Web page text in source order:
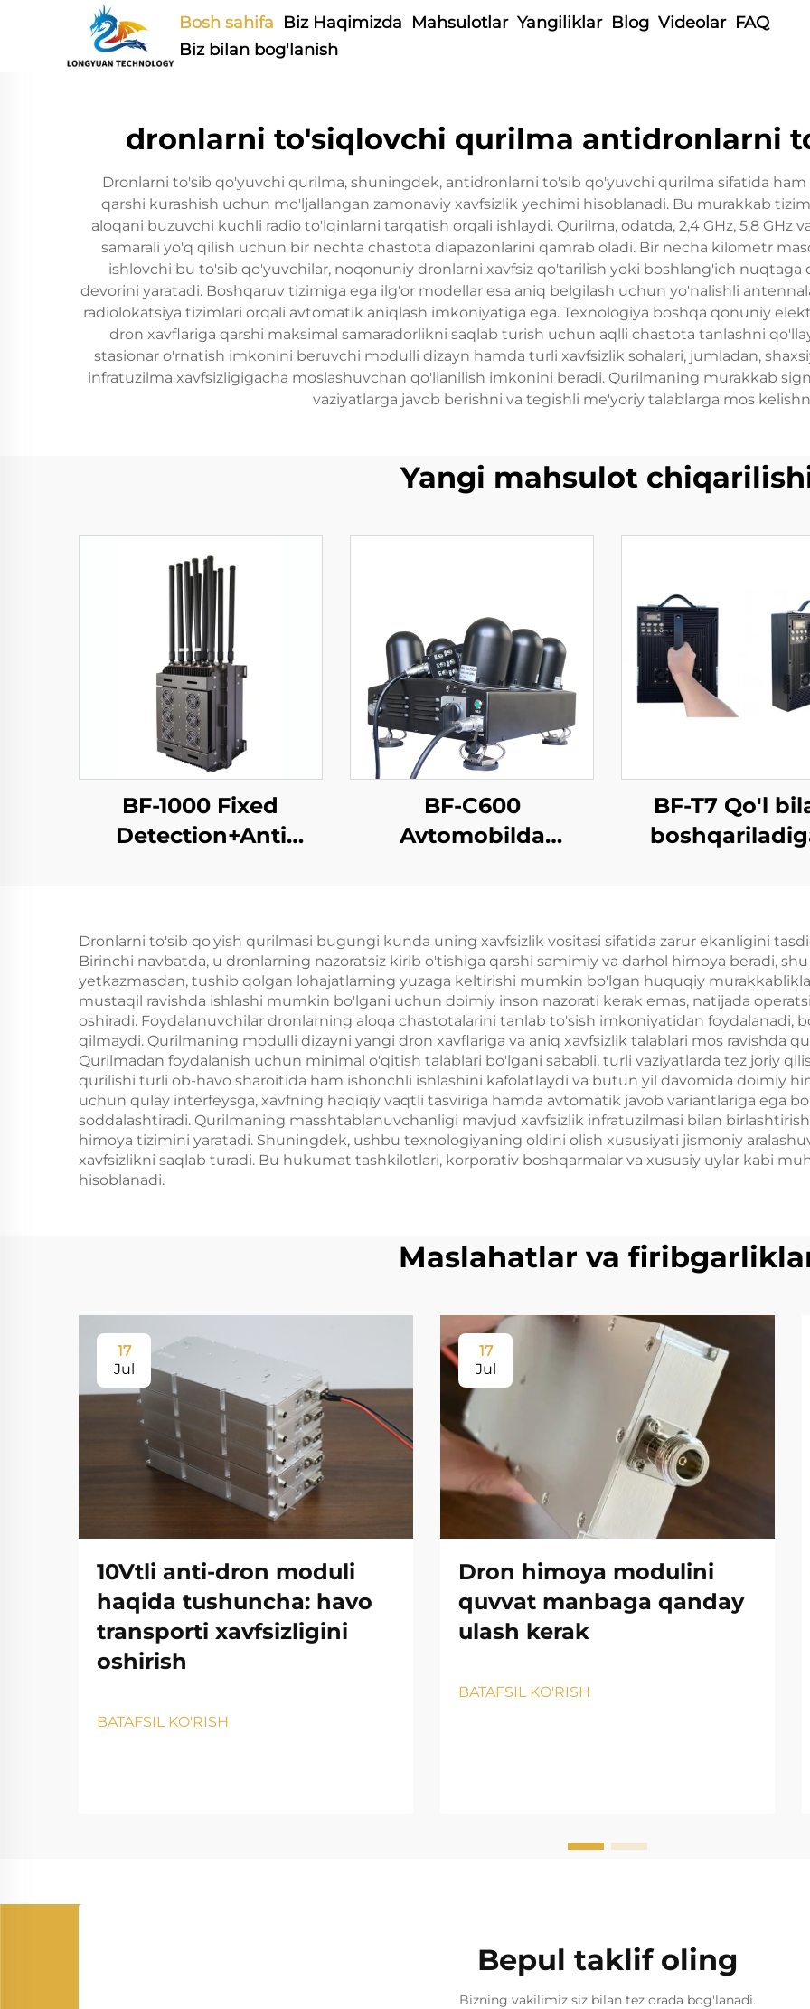
Bosh sahifa Biz Haqimizda Mahsulotlar Yangiliklar Blog Videolar FAQ
Biz bilan bog'lanish
dronlarni to'siqlovchi qurilma antidronlarni
Dronlarni to'sib qo'yuvchi qurilma, shuningdek, antidronlarni to'sib qo'yuvchi qurilma sifatida
qarshi kurashish uchun mo'ljallangan zamonaviy xavfsizlik yechimi hisoblanadi. Bu murakkab
aloqani buzuvchi kuchli radio to'lqinlarni tarqatish orqali ishlaydi. Qurilma, odatda, 2,4 GHz, 5,8 GHz
samarali yo'q qilish uchun bir nechta chastota diapazonlarini qamrab oladi. Bir necha kilometr
ishlovchi bu to'sib qo'yuvchilar, noqonuniy dronlarni xavfsiz qo'tarilish yoki boshlang'ich
devorini yaratadi. Boshqaruv tizimiga ega ilg'or modellar esa aniq belgilash uchun yo'nalishli
radiolokatsiya tizimlari orqali avtomatik aniqlash imkoniyatiga ega. Texnologiya boshqa qonuniy
dron xavflariga qarshi maksimal samaradorlikni saqlab turish uchun aqlli chastota tanlashni
stasionar o'rnatish imkonini beruvchi modulli dizayn hamda turli xavfsizlik sohalari, jumladan,
infratuzilma xavfsizligigacha moslashuvchan qo'llanilish imkonini beradi. Qurilmaning murakkab
vaziyatlarga javob berishni va tegishli me'yoriy talablarga mos
Yangi mahsulot
BF-1000 Fixed
Detection+Anti
BF-C600
Avtomobilda
BF-T7 Qo'l
Dronlarni to'sib qo'yish qurilmasi bugungi kunda uning xavfsizlik vositasi sifatida zarur ekanligini
Birinchi navbatda, u dronlarning nazoratsiz kirib o'tishiga qarshi samimiy va darhol himoya beradi,
yetkazmasdan, tushib qolgan lohajatlarning yuzaga keltirishi mumkin bo'lgan huquqiy
mustaqil ravishda ishlashi mumkin bo'lgani uchun doimiy inson nazorati kerak emas, natijada
oshiradi. Foydalanuvchilar dronlarning aloqa chastotalarini tanlab to'sish imkoniyatidan foydalanadi,
qilmaydi. Qurilmaning modulli dizayni yangi dron xavflariga va aniq xavfsizlik talablari mos ravishda
Qurilmadan foydalanish uchun minimal o'qitish talablari bo'lgani sababli, turli vaziyatlarda tez joriy
qurilishi turli ob-havo sharoitida ham ishonchli ishlashini kafolatlaydi va butun yil davomida doimiy
uchun qulay interfeysga, xavfning haqiqiy vaqtli tasviriga hamda avtomatik javob variantlariga ega
soddalashtiradi. Qurilmaning masshtablanuvchanligi mavjud xavfsizlik infratuzilmasi bilan
himoya tizimini yaratadi. Shuningdek, ushbu texnologiyaning oldini olish xususiyati jismoniy
xavfsizlikni saqlab turadi. Bu hukumat tashkilotlari, korporativ boshqarmalar va xususiy uylar kabi
hisoblanadi.
Maslahatlar va
17
Jul
10Vtli anti-dron moduli
haqida tushuncha: havo
transporti xavfsizligini
oshirish
BATAFSIL KO'RISH
17
Jul
Dron himoya modulini
quvvat manbaga qanday
ulash kerak
BATAFSIL KO'RISH
Bepul taklif oling
Bizning vakilimiz siz bilan tez orada bog'lanadi.